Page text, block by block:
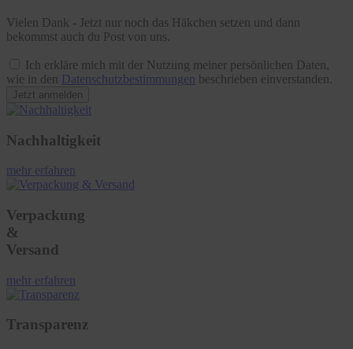
Vielen Dank - Jetzt nur noch das Häkchen setzen und dann
bekommst auch du Post von uns.
Ich erkläre mich mit der Nutzung meiner persönlichen Daten,
wie in den Datenschutzbestimmungen beschrieben einverstanden.
Jetzt anmelden
Nachhaltigkeit
mehr erfahren
Verpackung
&
Versand
mehr erfahren
Transparenz